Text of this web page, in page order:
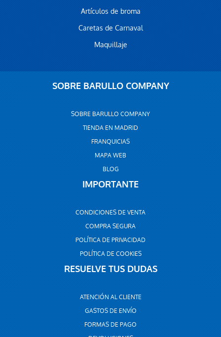
Artículos de broma
Caretas de Carnaval
Maquillaje
SOBRE BARULLO COMPANY
SOBRE BARULLO COMPANY
TIENDA EN MADRID
FRANQUICIAS
MAPA WEB
BLOG
IMPORTANTE
CONDICIONES DE VENTA
COMPRA SEGURA
POLÍTICA DE PRIVACIDAD
POLÍTICA DE COOKIES
RESUELVE TUS DUDAS
ATENCIÓN AL CLIENTE
GASTOS DE ENVÍO
FORMAS DE PAGO